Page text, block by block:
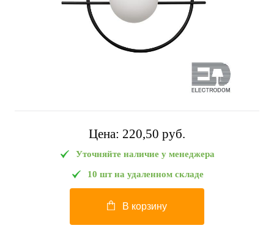
Цена: 220,50 pуб.
Уточняйте наличие у менеджера
10 шт на удаленном складе
В корзину